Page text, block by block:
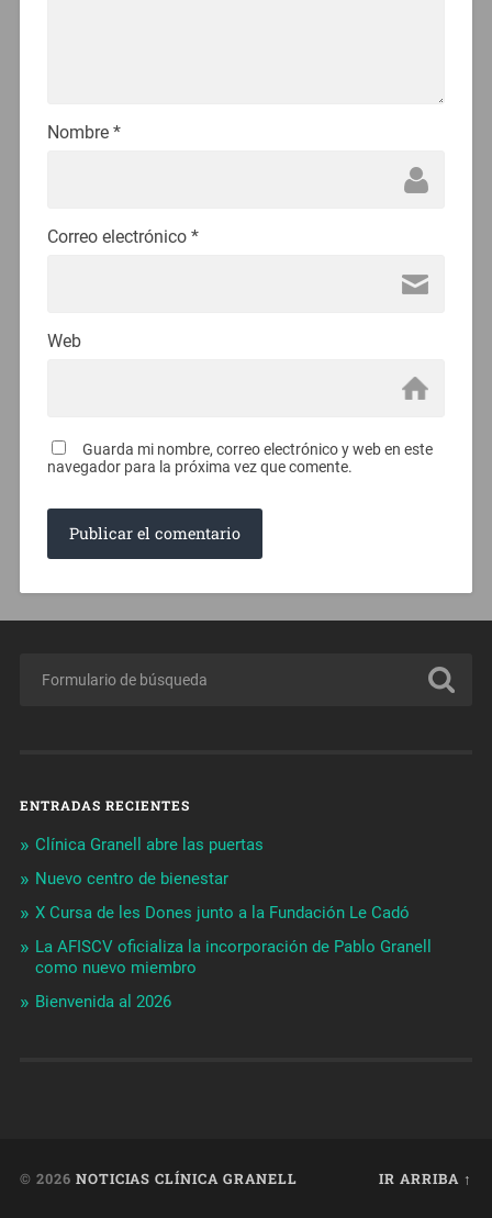
Nombre *
Correo electrónico *
Web
Guarda mi nombre, correo electrónico y web en este
navegador para la próxima vez que comente.
ENTRADAS RECIENTES
Clínica Granell abre las puertas
Nuevo centro de bienestar
X Cursa de les Dones junto a la Fundación Le Cadó
La AFISCV oficializa la incorporación de Pablo Granell
como nuevo miembro
Bienvenida al 2026
© 2026 NOTICIAS CLÍNICA GRANELL IR ARRIBA ↑